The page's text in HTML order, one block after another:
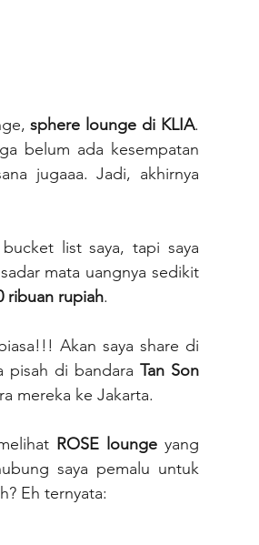
sphere lounge di KLIA.
belum ada kesempatan
jugaaa. Jadi, akhirnya
mata uangnya sedikit
ribuan rupiah.
Akan saya share di
pisah di bandara Tan Son
mereka ke Jakarta.
ROSE lounge yang
saya pemalu untuk
Eh ternyata: